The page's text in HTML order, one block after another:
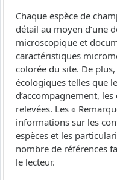
Chaque espèce de
détail au moyen d’une
microscopique et
caractéristiques
colorée du site. De
écologiques telles que
d’accompagnement,
relevées. Les «
informations sur les
espèces et les
nombre de références
le lecteur.